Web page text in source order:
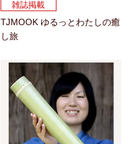
雑誌掲載
TJMOOK ゆるっとわたしの癒
し旅